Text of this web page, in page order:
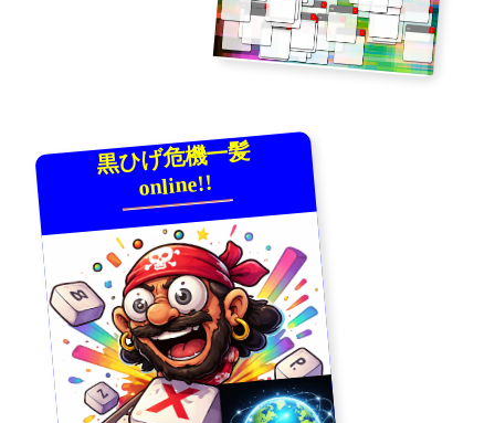
黒ひげ危機一髪
online!!